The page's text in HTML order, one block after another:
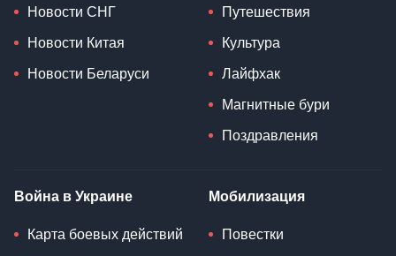
Новости СНГ
Новости Китая
Новости Беларуси
Путешествия
Культура
Лайфхак
Магнитные бури
Поздравления
Война в Украине
Карта боевых действий
Мобилизация
Повестки